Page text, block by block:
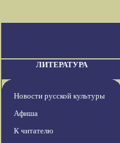
ЛИТЕРАТУРА
Новости русской культуры
Афиша
К читателю